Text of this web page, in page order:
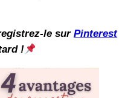
le surPinterest
!